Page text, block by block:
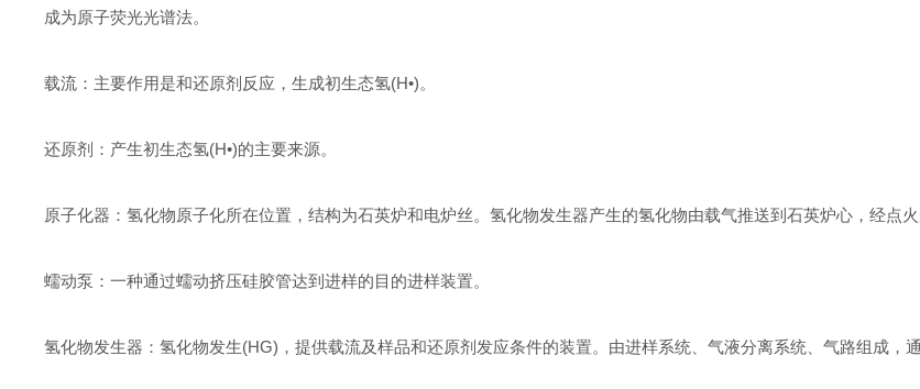
成为原子荧光光谱法。
载流：主要作用是和还原剂反应，生成初生态氢(H•)。
还原剂：产生初生态氢(H•)的主要来源。
原子化器：氢化物原子化所在位置，结构为石英炉和电炉丝。氢化物发生器产生的氢化物由载气推送到石英炉心，经点
蠕动泵：一种通过蠕动挤压硅胶管达到进样的目的进样装置。
氢化物发生器：氢化物发生(HG)，提供载流及样品和还原剂发应条件的装置。由进样系统、气液分离系统、气路组成，